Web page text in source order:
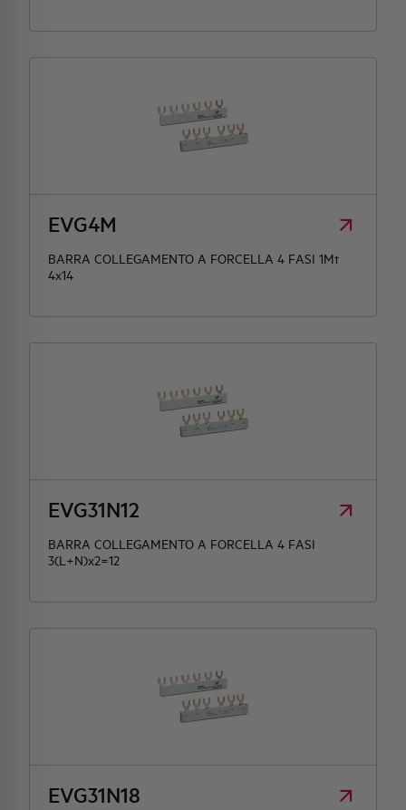
EVG4M
BARRA COLLEGAMENTO A FORCELLA 4 FASI 1Mt
4x14
EVG31N12
BARRA COLLEGAMENTO A FORCELLA 4 FASI
3(L+N)x2=12
EVG31N18